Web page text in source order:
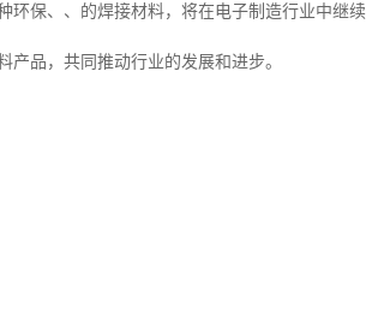
环保、、的焊接材料，将在电子制造行业中继
品，共同推动行业的发展和进步。